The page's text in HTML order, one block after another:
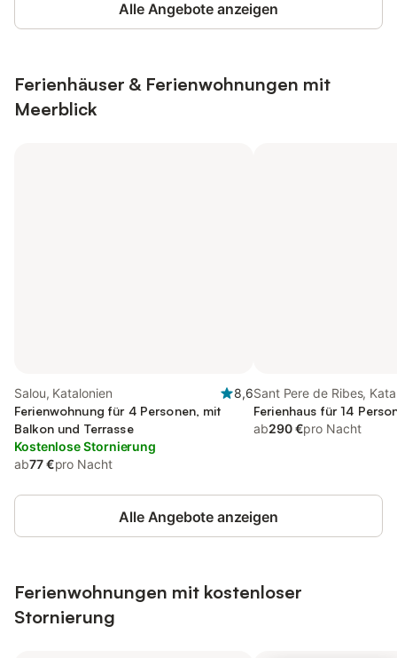
Alle Angebote anzeigen
Ferienhäuser & Ferienwohnungen mit
Meerblick
Salou, Katalonien
8,6
Ferienwohnung für 4 Personen, mit
Balkon und Terrasse
Kostenlose Stornierung
ab77 €pro Nacht
Sant Pere de Ribes,
Ferienhaus für 14
ab290 €pro Nacht
Alle Angebote anzeigen
Ferienwohnungen mit kostenloser
Stornierung